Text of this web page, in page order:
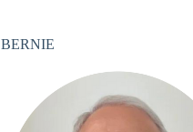
BERNIE